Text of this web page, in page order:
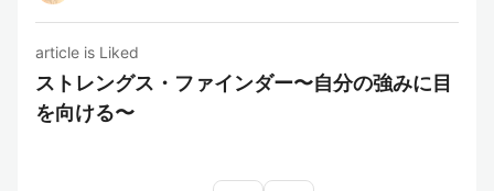
article is Liked
ストレングス・ファインダー〜自分の強みに目
を向ける〜